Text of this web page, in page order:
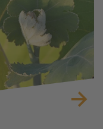
Leistung gezeigt.